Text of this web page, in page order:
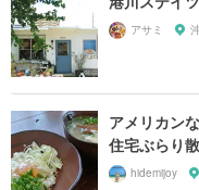
アサミ
アメリカン
住宅ぶらり
hidemijoy